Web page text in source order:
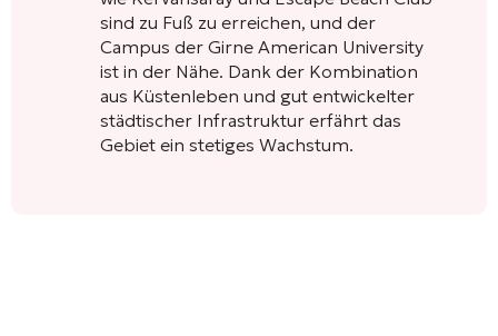
sind zu Fuß zu erreichen, und der
Campus der Girne American University
ist in der Nähe. Dank der Kombination
aus Küstenleben und gut entwickelter
städtischer Infrastruktur erfährt das
Gebiet ein stetiges Wachstum.